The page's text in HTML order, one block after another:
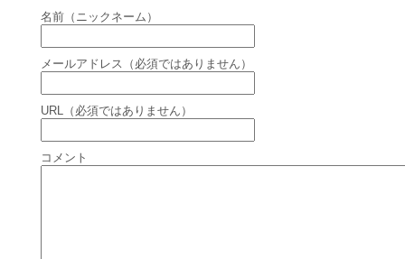
名前（ニックネーム）
メールアドレス（必須ではありません）
URL（必須ではありません）
コメント